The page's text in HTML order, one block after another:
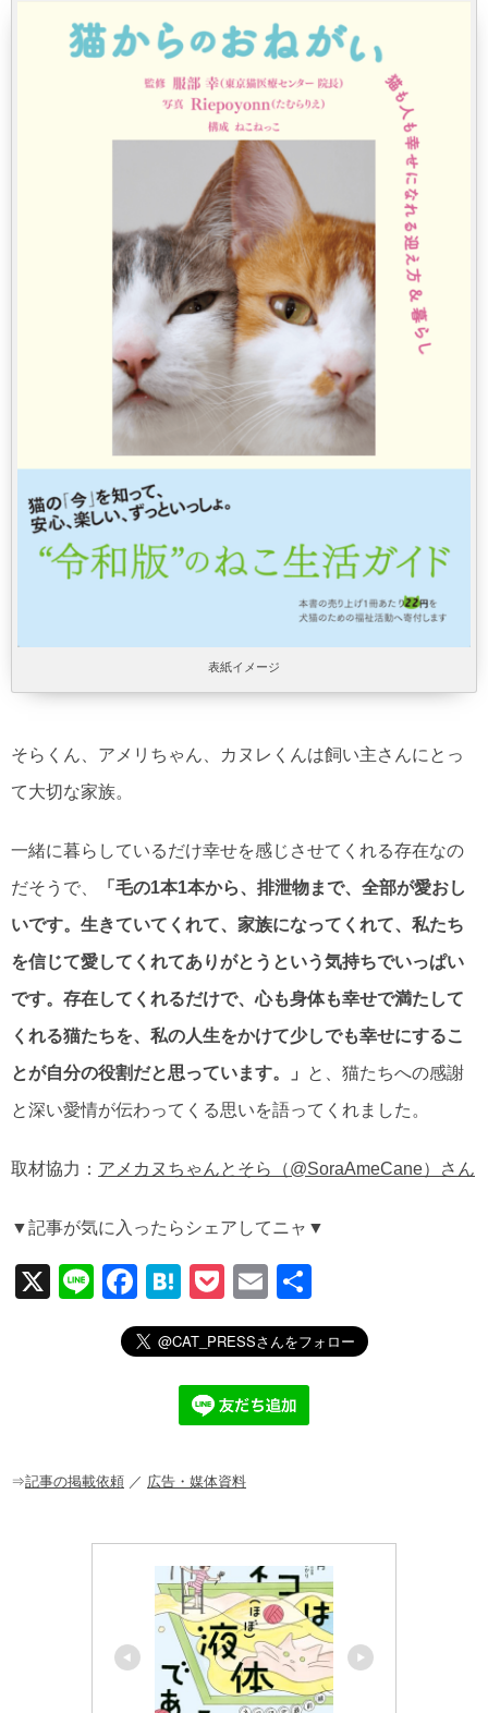
そらくん、アメリちゃん、カヌレくんは飼い主さんにとっ
て大切な家族。
一緒に暮らしているだけ幸せを感じさせてくれる存在なの
だそうで、
「毛の1本1本から、排泄物まで、全部が愛おし
いです。生きていてくれて、家族になってくれて、私たち
を信じて愛してくれてありがとうという気持ちでいっぱい
です。存在してくれるだけで、心も身体も幸せで満たして
くれる猫たちを、私の人生をかけて少しでも幸せにするこ
とが自分の役割だと思っています。」
と、猫たちへの感謝
と深い愛情が伝わってくる思いを語ってくれました。
取材協力： アメカヌちゃんとそら（@SoraAmeCane）さん
▼記事が気に入ったらシェアしてニャ▼
X
Li
n
F
a
c
o
H
at
e
n
a
P
o
ck
et
E
m
ail